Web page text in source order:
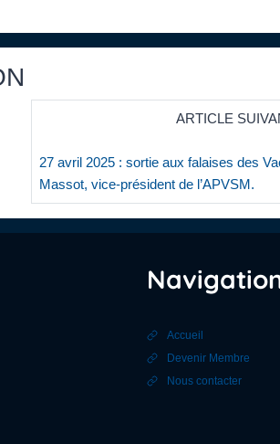
ARTICLE
27 avril 2025 : sortie aux falaises des
Massot, vice-président de l’APVSM.
Accueil
Devenir Membre
Nous contacter